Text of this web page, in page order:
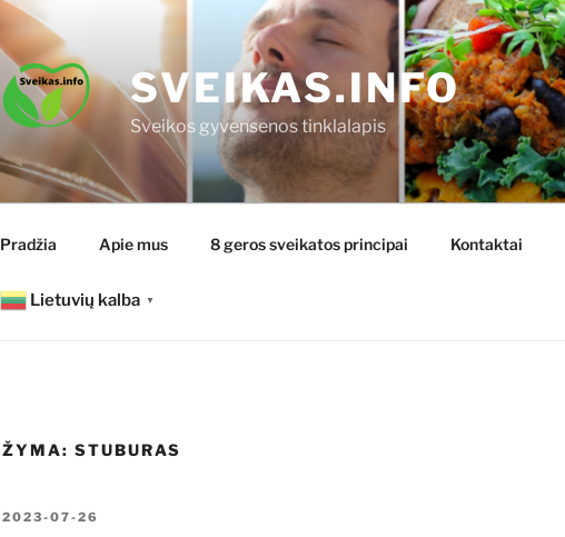
SVEIKAS.INFO
Sveikos gyvensenos tinklalapis
Pradžia Apie mus 8 geros sveikatos principai Kontaktai
Lietuvių kalba ▼
ŽYMA: STUBURAS
PASKELBTA
2023-07-26